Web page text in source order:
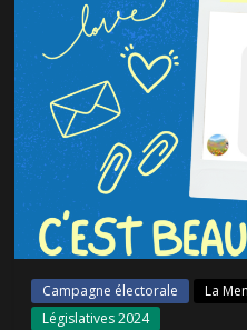
Campagne électorale
La
Législatives 2024